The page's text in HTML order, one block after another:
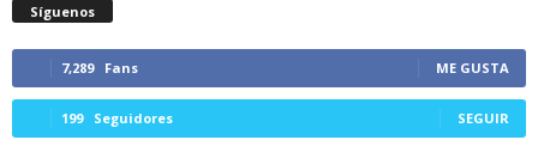
Síguenos
7,289 Fans ME GUSTA
199 Seguidores SEGUIR